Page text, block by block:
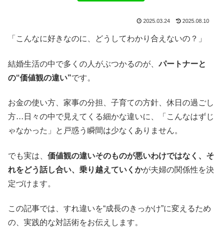
2025.03.24 2025.08.10
「こんなに好きなのに、どうしてわかり合えないの？」
結婚生活の中で多くの人がぶつかるのが、パートナーと
の“価値観の違い”です。
お金の使い方、家事の分担、子育ての方針、休日の過ごし
方…日々の中で見えてくる細かな違いに、「こんなはずじ
ゃなかった」と戸惑う瞬間は少なくありません。
でも実は、 価値観の違いそのものが悪いわけではなく、そ
れをどう話し合い、乗り越えていくかが夫婦の関係性を決
定づけます。
この記事では、すれ違いを“成長のきっかけ”に変えるため
の、実践的な対話術をお伝えします。